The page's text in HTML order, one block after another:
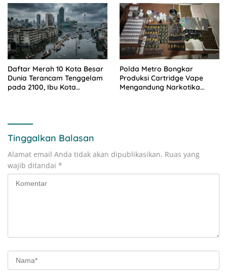
Daftar Merah 10 Kota Besar
Dunia Terancam Tenggelam
pada 2100, Ibu Kota
Polda Metro Bongkar
Produksi Cartridge Vape
Mengandung Narkotika
Tinggalkan Balasan
Alamat email Anda tidak akan dipublikasikan. Ruas yang
wajib ditandai *